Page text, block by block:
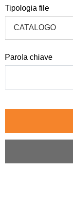
tipologia file
CATALOGO
parola chiave